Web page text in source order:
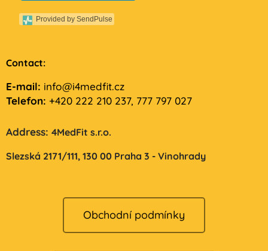
Provided by SendPulse
Contact:
E-mail: info@i4medfit.cz
Telefon: +420 222 210 237, 777 797 027
Address: 4MedFit s.r.o.
Slezská 2171/111, 130 00 Praha 3 - Vinohrady
Obchodní podmínky